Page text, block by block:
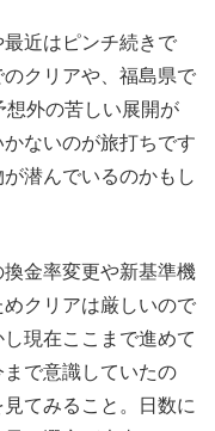
近はピンチ続きで
クリアや、福島県で
外の苦しい展開が
ないのが旅打ちです
潜んでいるのかもし
金率変更や新基準機
クリアは厳しいので
現在ここまで進めて
で意識していたの
てみること。日数に